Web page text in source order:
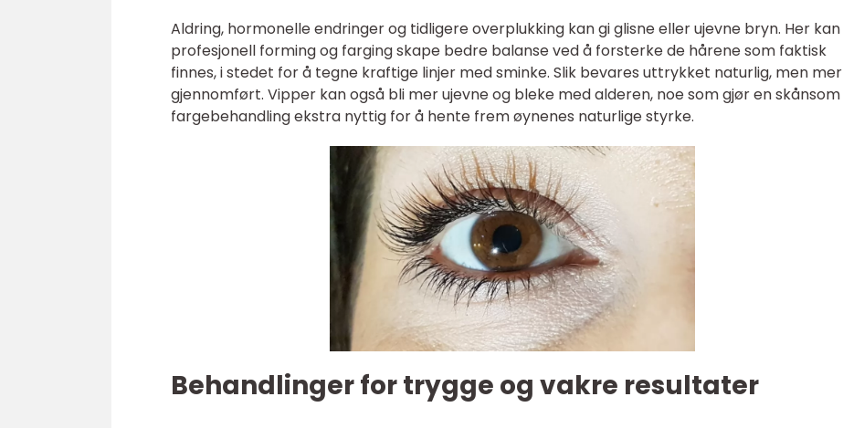
Aldring, hormonelle endringer og tidligere overplukking kan gi glisne eller ujevne bryn. Her kan
profesjonell forming og farging skape bedre balanse ved å forsterke de hårene som faktisk
finnes, i stedet for å tegne kraftige linjer med sminke. Slik bevares uttrykket naturlig, men mer
gjennomført. Vipper kan også bli mer ujevne og bleke med alderen, noe som gjør en skånsom
fargebehandling ekstra nyttig for å hente frem øynenes naturlige styrke.
Behandlinger for trygge og vakre resultater